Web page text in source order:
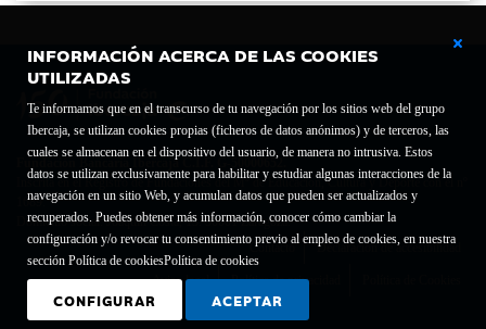
INFORMACIÓN ACERCA DE LAS COOKIES
UTILIZADAS
Te informamos que en el transcurso de tu navegación por los sitios web del grupo
Ibercaja, se utilizan cookies propias (ficheros de datos anónimos) y de terceros, las
cuales se almacenan en el dispositivo del usuario, de manera no intrusiva. Estos
datos se utilizan exclusivamente para habilitar y estudiar algunas interacciones de la
navegación en un sitio Web, y acumulan datos que pueden ser actualizados y
recuperados. Puedes obtener más información, conocer cómo cambiar la
configuración y/o revocar tu consentimiento previo al empleo de cookies, en nuestra
sección Política de cookiesPolítica de cookies
CONFIGURAR ACEPTAR
Fundación Bancaria Ibercaja C.I.F. G-50000652.
Inscrita en el Registro de Fundaciones del Mº de Educación, Cultura y Deporte con el nº
1689.
Domicilio social: Joaquín Costa, 13. 50001 Zaragoza.
Contacto
Declaración de accesibilidad
Aviso legal Política de privacidad